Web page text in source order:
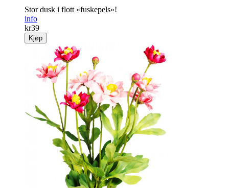
Stor dusk i flott «fuskepels»!
info
kr39
Kjøp